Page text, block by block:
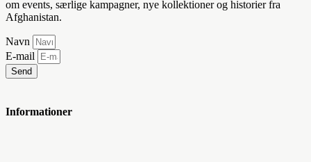
om events, særlige kampagner, nye kollektioner og historier fra
Afghanistan.
Navn
E-mail
Send
Informationer